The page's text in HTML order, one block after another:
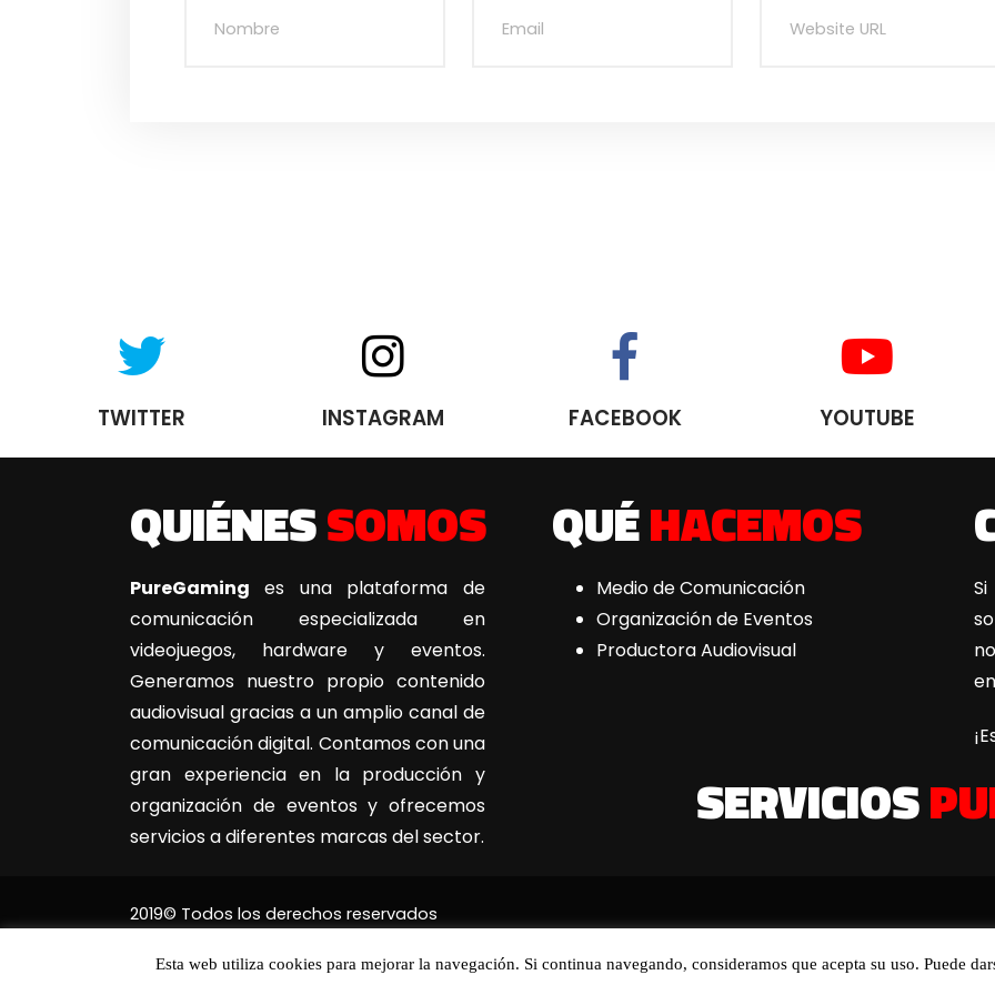
TWITTER INSTAGRAM FACEBOOK YOUTUBE
QUIÉNESSOMOS
PureGaming es una plataforma de
comunicación especializada en
videojuegos, hardware y eventos.
Generamos nuestro propio contenido
audiovisual gracias a un amplio canal de
comunicación digital. Contamos con una
gran experiencia en la producción y
organización de eventos y ofrecemos
servicios a diferentes marcas del sector.
QUÉHACEMOS
Medio de Comunicación
Organización de Eventos
Productora Audiovisual
SERVICIOS
2019© Todos los derechos reservados
Esta web utiliza cookies para mejorar la navegación. Si continua navegando, consideramos que acepta su uso. Puede